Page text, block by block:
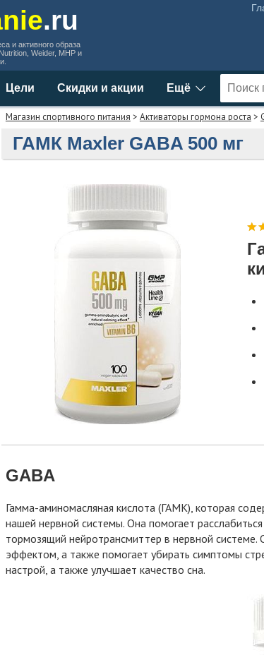
.ru
и активного образа
Weider, MHP и
Цели Скидки и акции Ещё
Магазин спортивного питания > Активаторы гормона роста >
ГАМК Maxler GABA 500 мг
GABA
Гамма-аминомасляная кислота (ГАМК), которая
нашей нервной системы. Она помогает
тормозящий нейротрансмиттер в нервной
эффектом, а также помогает убирать симптомы
настрой, а также улучшает качество сна.